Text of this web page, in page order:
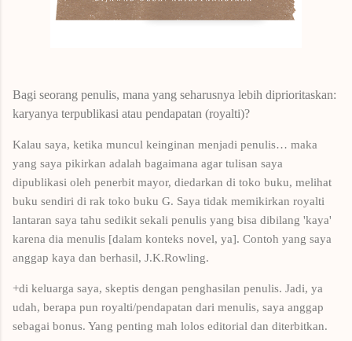
Bagi seorang penulis, mana yang seharusnya lebih diprioritaskan:
karyanya terpublikasi atau pendapatan (royalti)?
Kalau saya, ketika muncul keinginan menjadi penulis… maka
yang saya pikirkan adalah bagaimana agar tulisan saya
dipublikasi oleh penerbit mayor, diedarkan di toko buku, melihat
buku sendiri di rak toko buku G. Saya tidak memikirkan royalti
lantaran saya tahu sedikit sekali penulis yang bisa dibilang 'kaya'
karena dia menulis [dalam konteks novel, ya]. Contoh yang saya
anggap kaya dan berhasil, J.K.Rowling.
+di keluarga saya, skeptis dengan penghasilan penulis. Jadi, ya
udah, berapa pun royalti/pendapatan dari menulis, saya anggap
sebagai bonus. Yang penting mah lolos editorial dan diterbitkan.